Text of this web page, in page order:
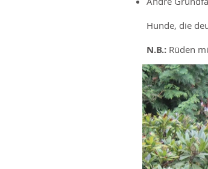
Hunde, die
N.B.: Rüden